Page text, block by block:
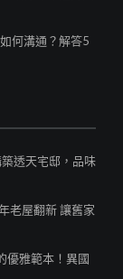
何溝通？解答5
透天宅邸，品味
老屋翻新 讓舊家
優雅範本！異國